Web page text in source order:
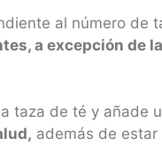
al número de
a excepción de
taza de té y añade
además de